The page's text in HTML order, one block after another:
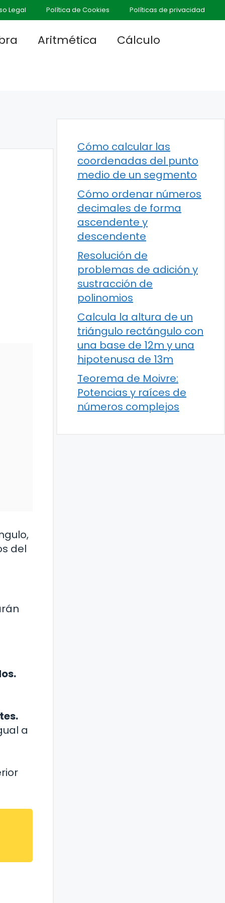
Legal Política de Cookies Políticas de privacidad
Aritmética
Cálculo
del
a
Cómo calcular las
coordenadas del punto
medio de un segmento
Cómo ordenar números
decimales de forma
ascendente y
descendente
Resolución de
problemas de adición y
sustracción de
polinomios
Calcula la altura de un
triángulo rectángulo con
una base de 12m y una
hipotenusa de 13m
Teorema de Moivre:
Potencias y raíces de
números complejos